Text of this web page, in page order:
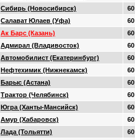
Сибирь (Новосибирск)
60
Салават Юлаев (Уфа)
60
Ак Барс (Казань)
60
Адмирал (Владивосток)
60
Автомобилист (Екатеринбург)
60
Нефтехимик (Нижнекамск)
60
Барыс (Астана)
60
Трактор (Челябинск)
60
Югра (Ханты-Мансийск)
60
Амур (Хабаровск)
60
Лада (Тольятти)
60